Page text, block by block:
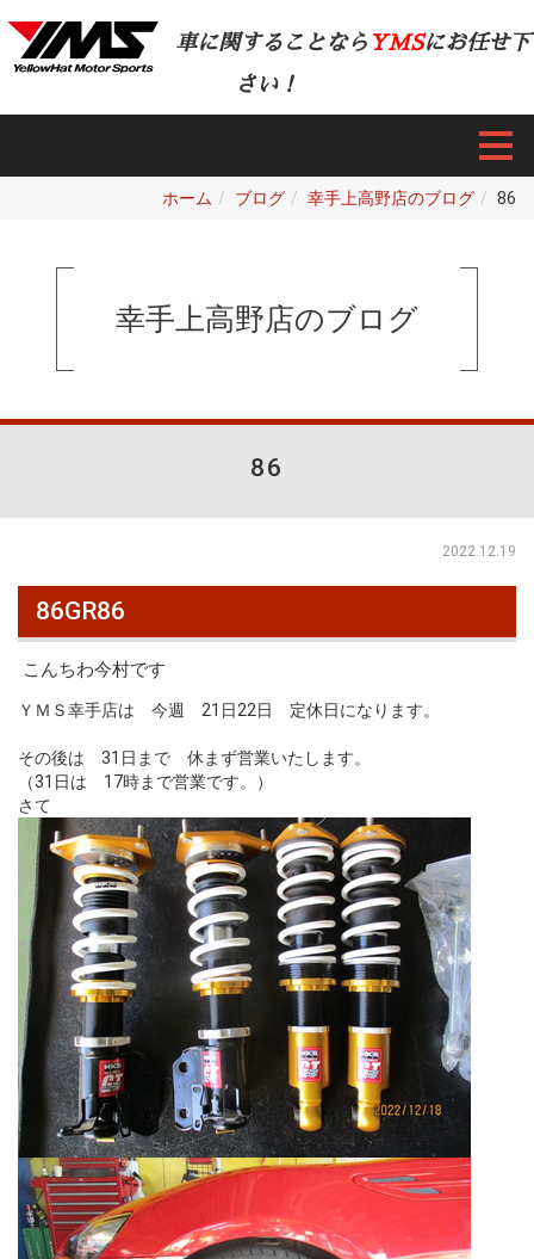
車に関することなら YMSにお任せ下
さい！
ホーム ブログ 幸手上高野店のブログ 86
幸手上高野店のブログ
86
2022.12.19
86GR86
こんちわ今村です
ＹＭＳ幸手店は 今週 21日22日 定休日になります。
その後は 31日まで 休まず営業いたします。
（31日は 17時まで営業です。）
さて